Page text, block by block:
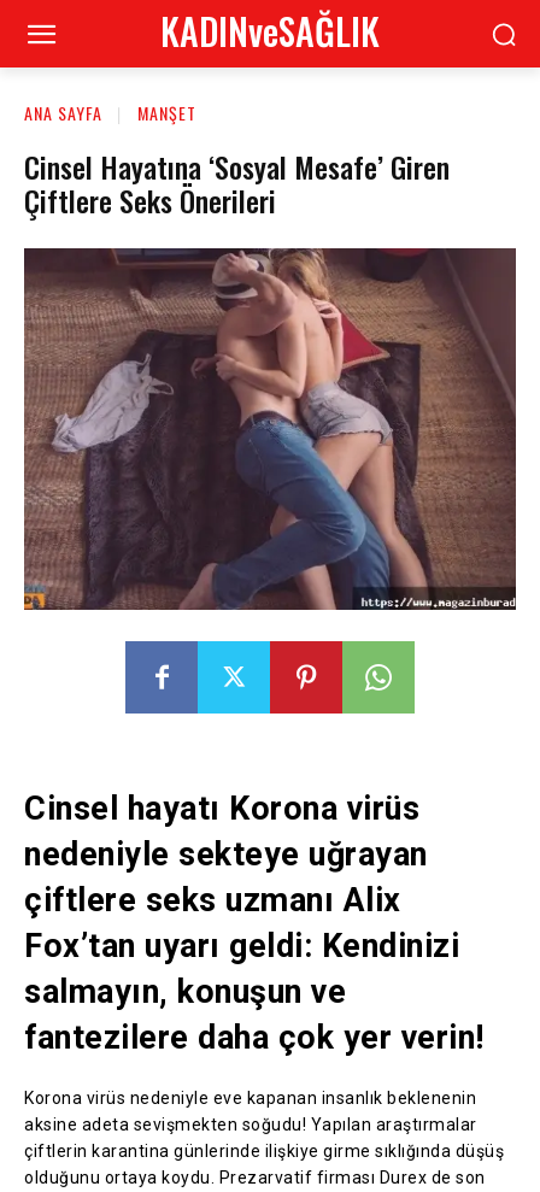
KADINveSAĞLIK
ANA SAYFA MANŞET
Cinsel Hayatına ‘Sosyal Mesafe’ Giren
Çiftlere Seks Önerileri
Cinsel hayatı Korona virüs
nedeniyle sekteye uğrayan
çiftlere seks uzmanı Alix
Fox’tan uyarı geldi: Kendinizi
salmayın, konuşun ve
fantezilere daha çok yer verin!
Korona virüs nedeniyle eve kapanan insanlık beklenenin
aksine adeta sevişmekten soğudu! Yapılan araştırmalar
çiftlerin karantina günlerinde ilişkiye girme sıklığında düşüş
olduğunu ortaya koydu. Prezarvatif firması Durex de son